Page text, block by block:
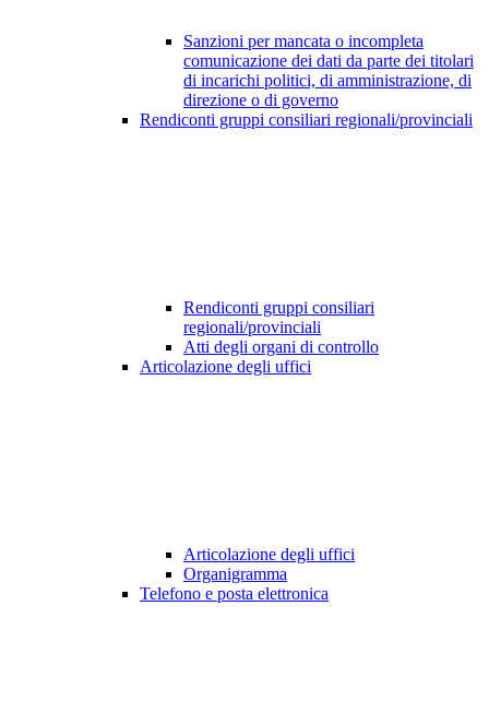
Sanzioni per mancata o incompleta
comunicazione dei dati da parte dei titolari
di incarichi politici, di amministrazione, di
direzione o di governo
Rendiconti gruppi consiliari regionali/provinciali
Rendiconti gruppi consiliari
regionali/provinciali
Atti degli organi di controllo
Articolazione degli uffici
Articolazione degli uffici
Organigramma
Telefono e posta elettronica